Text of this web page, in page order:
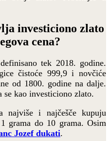
investiciono zlato
cena?
tek 2018. godine.
čistoće 999,9 i novčiće
od 1800. godine na dalje.
se kao investiciono zlato.
i najčešče kupuju
grama do 10 grama. Osim
Jozef dukati.